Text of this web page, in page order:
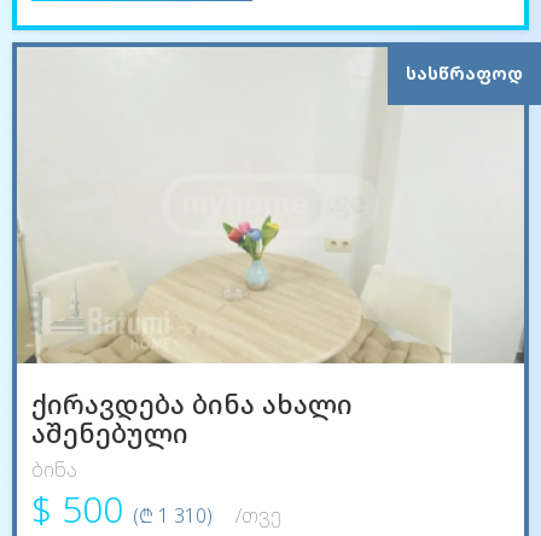
ᲡᲐᲡᲬᲠᲐᲤᲝᲓ
ქირავდება ბინა ახალი
აშენებული
ბინა
$ 500 (₾ 1 310)
/თვე